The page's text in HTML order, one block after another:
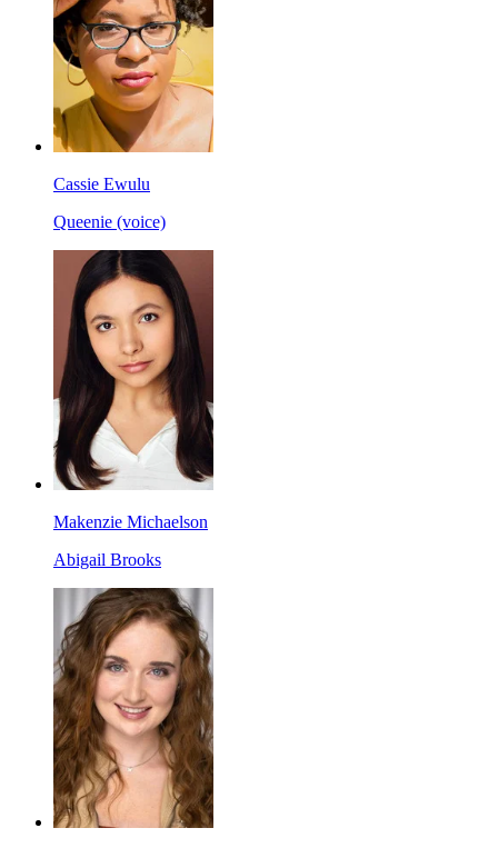
Cassie Ewulu
Queenie (voice)
Makenzie Michaelson
Abigail Brooks